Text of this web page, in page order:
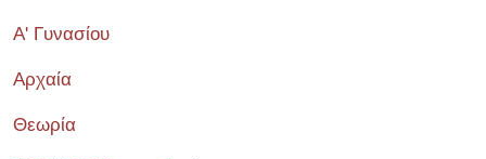
Α' Γυνασίου
Αρχαία
Θεωρία